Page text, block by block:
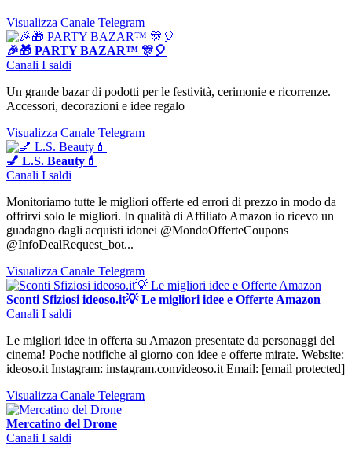
Visualizza Canale Telegram
🎉🎁 PARTY BAZAR™️ 🎊🎈
Canali I saldi
Un grande bazar di podotti per le festività, cerimonie e ricorrenze.
Accessori, decorazioni e idee regalo
Visualizza Canale Telegram
💅 L.S. Beauty💄
Canali I saldi
Monitoriamo tutte le migliori offerte ed errori di prezzo in modo da
offrirvi solo le migliori. In qualità di Affiliato Amazon io ricevo un
guadagno dagli acquisti idonei @MondoOfferteCoupons
@InfoDealRequest_bot...
Visualizza Canale Telegram
Sconti Sfiziosi ideoso.it💡 Le migliori idee e Offerte Amazon
Canali I saldi
Le migliori idee in offerta su Amazon presentate da personaggi del
cinema! Poche notifiche al giorno con idee e offerte mirate. Website:
ideoso.it Instagram: instagram.com/ideoso.it Email: [email protected]
Visualizza Canale Telegram
Mercatino del Drone
Canali I saldi